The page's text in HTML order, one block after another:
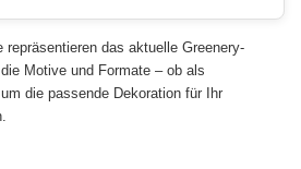
repräsentieren das aktuelle Greenery-
Motive und Formate – ob als
die passende Dekoration für Ihr